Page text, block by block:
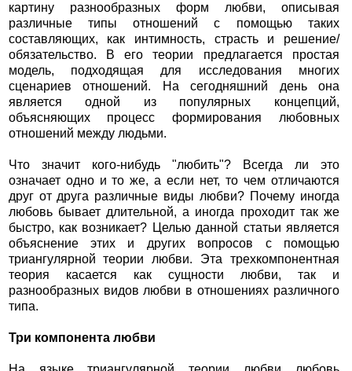
картину разнообразных форм любви, описывая
различные типы отношений с помощью таких
составляющих, как интимность, страсть и решение/
обязательство. В его теории предлагается простая
модель, подходящая для исследования многих
сценариев отношений. На сегодняшний день она
является одной из популярных концепций,
объясняющих процесс формирования любовных
отношений между людьми.
Что значит кого-нибудь "любить"? Всегда ли это
означает одно и то же, а если нет, то чем отличаются
друг от друга различные виды любви? Почему иногда
любовь бывает длительной, а иногда проходит так же
быстро, как возникает? Целью данной статьи является
объяснение этих и других вопросов с помощью
триангулярной теории любви. Эта трехкомпонентная
теория касается как сущности любви, так и
разнообразных видов любви в отношениях различного
типа.
Три компонента любви